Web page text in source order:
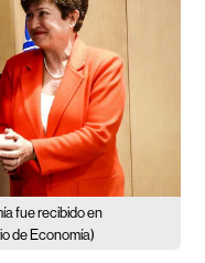
fue recibido en
de Economía)